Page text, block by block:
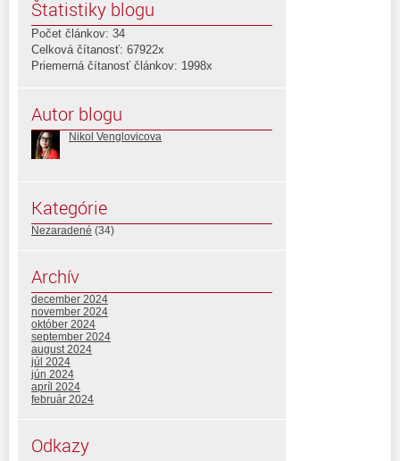
Štatistiky blogu
Počet článkov: 34
Celková čítanosť: 67922x
Priemerná čítanosť článkov: 1998x
Autor blogu
Nikol Venglovicova
Kategórie
Nezaradené (34)
Archív
december 2024
november 2024
október 2024
september 2024
august 2024
júl 2024
jún 2024
apríl 2024
február 2024
Odkazy